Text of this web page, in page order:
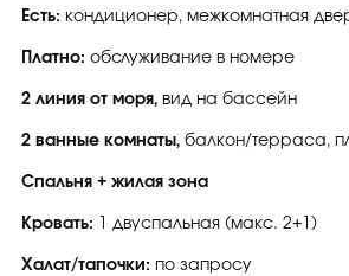
Есть: кондиционер, межкомнатная
Платно: обслуживание в номере
2 линия от моря, вид на бассейн
2 ванные комнаты, балкон/терраса,
Спальня + жилая зона
Кровать: 1 двуспальная (макс. 2+1)
Халат/тапочки: по запросу